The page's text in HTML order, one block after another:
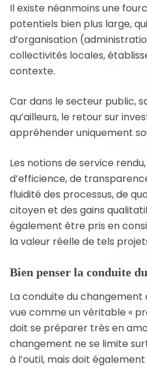
Il existe néanmoins une
potentiels bien plus large,
d’organisation
collectivités locales,
contexte.
Car dans le secteur public,
qu’ailleurs, le retour sur
appréhender uniquement
Les notions de service
d’efficience, de
fluidité des processus, de
citoyen et des gains
également être pris en
la valeur réelle de tels
Bien penser la conduite
La conduite du changement
vue comme un véritable «
doit se préparer très en
changement ne se limite
à l’outil, mais doit